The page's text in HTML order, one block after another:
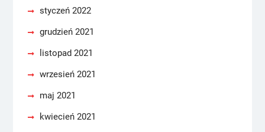
styczeń 2022
grudzień 2021
listopad 2021
wrzesień 2021
maj 2021
kwiecień 2021